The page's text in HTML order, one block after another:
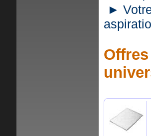
►